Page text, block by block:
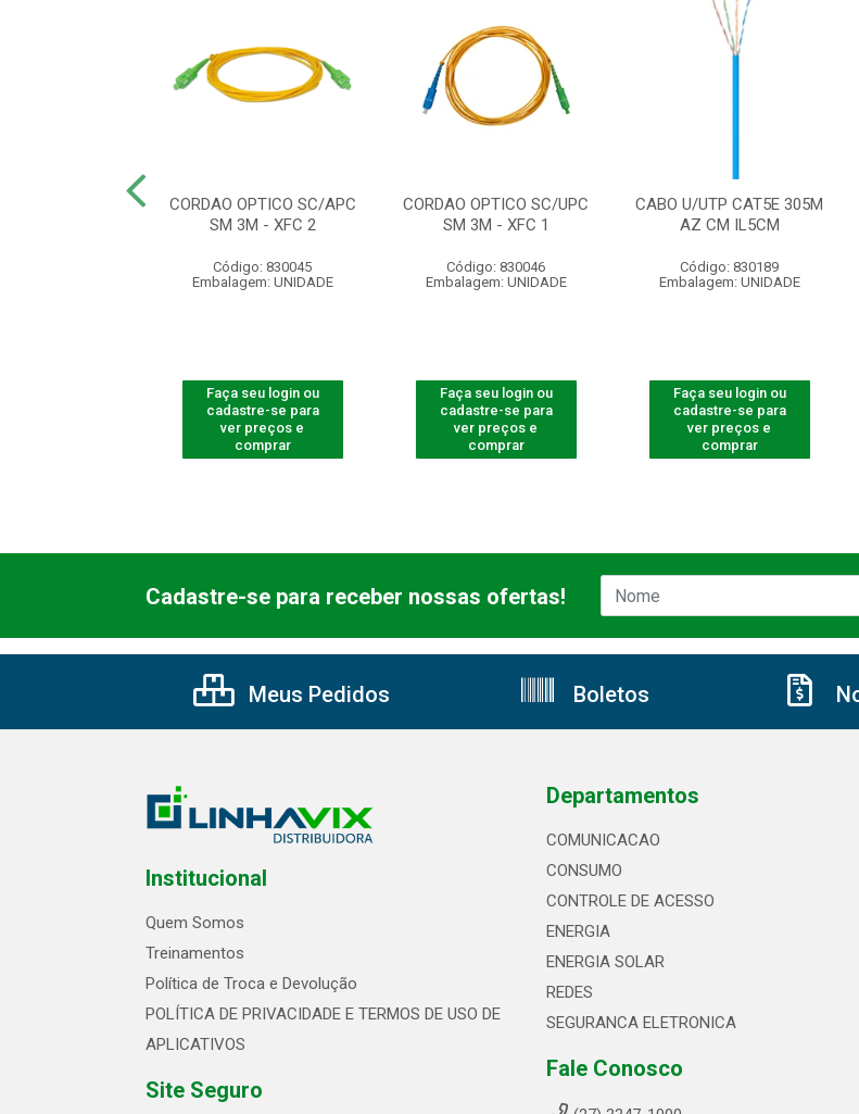
CORDAO OPTICO SC/APC
SM 3M - XFC 2
Código: 830045
Embalagem: UNIDADE
Faça seu login ou
cadastre-se para
ver preços e
comprar
CORDAO OPTICO SC/UPC
SM 3M - XFC 1
Código: 830046
Embalagem: UNIDADE
Faça seu login ou
cadastre-se para
ver preços e
comprar
CABO U/UTP CAT5E 305M
AZ CM IL5CM
Código: 830189
Embalagem: UNIDADE
Faça seu login ou
cadastre-se para
ver preços e
comprar
Cadastre-se para receber nossas ofertas!
Meus Pedidos Boletos
Institucional
Quem Somos
Treinamentos
Política de Troca e Devolução
POLÍTICA DE PRIVACIDADE E TERMOS DE USO DE
APLICATIVOS
Site Seguro
Departamentos
COMUNICACAO
CONSUMO
CONTROLE DE ACESSO
ENERGIA
ENERGIA SOLAR
REDES
SEGURANCA ELETRONICA
Fale Conosco